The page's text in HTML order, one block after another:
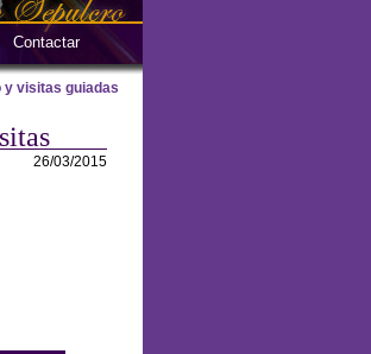
Contactar
y visitas guiadas
26/03/2015